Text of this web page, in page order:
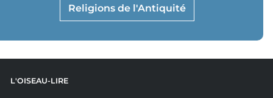
Religions de l'Antiquité
L'OISEAU-LIRE